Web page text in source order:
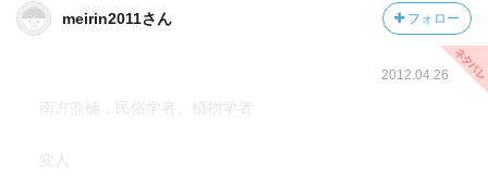
meirin2011さん フォロー
2012.04.26
南方熊楠…民俗学者、植物学者
変人